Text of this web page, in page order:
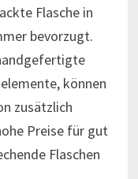
Flasche in
bevorzugt.
können
zusätzlich
Preise für gut
Flaschen